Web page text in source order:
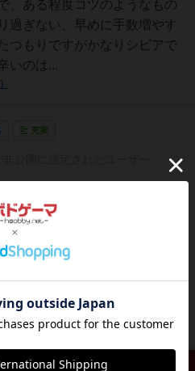
、ある程度コツのようなもの
過ぎない、早めに手数増やす
つもりですがかなりシビアで
いのは...
充実
ミー、ナショナルエコノミー
立拡張のナショナルエコノミ
！人気の国産ワーカープレイ
続編です。グローリーの舞台
らずの...
）